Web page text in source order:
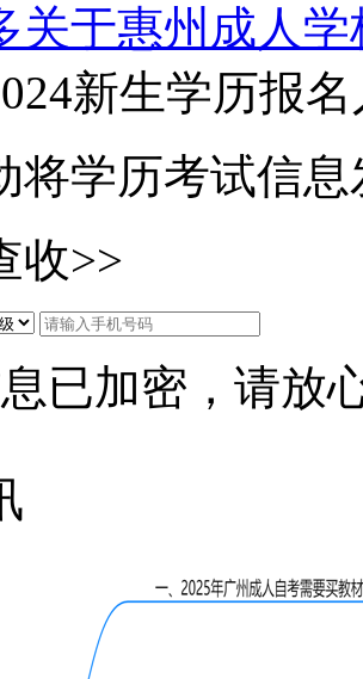
关于惠州成人学
新生学历报名
将学历考试信
收>>
已加密，请放